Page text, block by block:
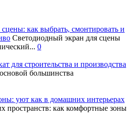
как выбрать, смонтировать и
Светодиодный экран для сцены
0
для строительства и производства
большинства
уют как в домашних интерьерах
пространств: как комфортные зоны